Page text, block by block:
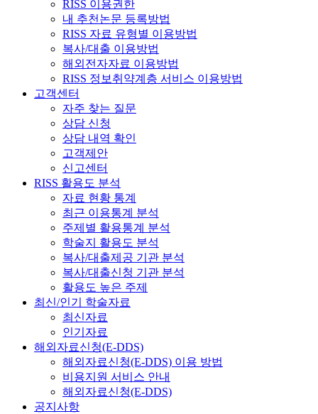
RISS 이용권한
내 추천논문 등록방법
RISS 자료 유형별 이용방법
복사/대출 이용방법
해외전자자료 이용방법
RISS 정보취약계층 서비스 이용방법
고객센터
자주 찾는 질문
상담 신청
상담 내역 확인
고객제안
신고센터
RISS 활용도 분석
자료 현황 통계
최근 이용통계 분석
주제별 활용통계 분석
학술지 활용도 분석
복사/대출제공 기관 분석
복사/대출신청 기관 분석
활용도 높은 주제
최신/인기 학술자료
최신자료
인기자료
해외자료신청(E-DDS)
해외자료신청(E-DDS) 이용 방법
비용지원 서비스 안내
해외자료신청(E-DDS)
공지사항